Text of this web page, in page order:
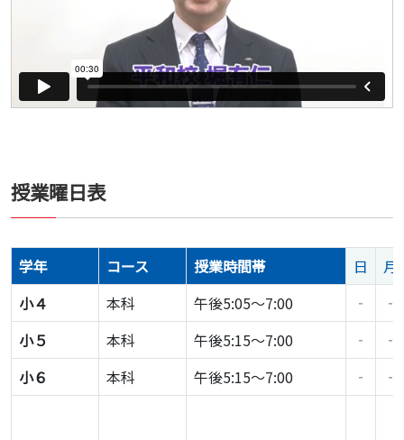
授業曜日表
学年 コース 授業時間帯 日
月
小４
本科 午後5:05～7:00 ‐
‐
小５
本科 午後5:15～7:00 ‐
‐
小６
本科 午後5:15～7:00 ‐ ‐